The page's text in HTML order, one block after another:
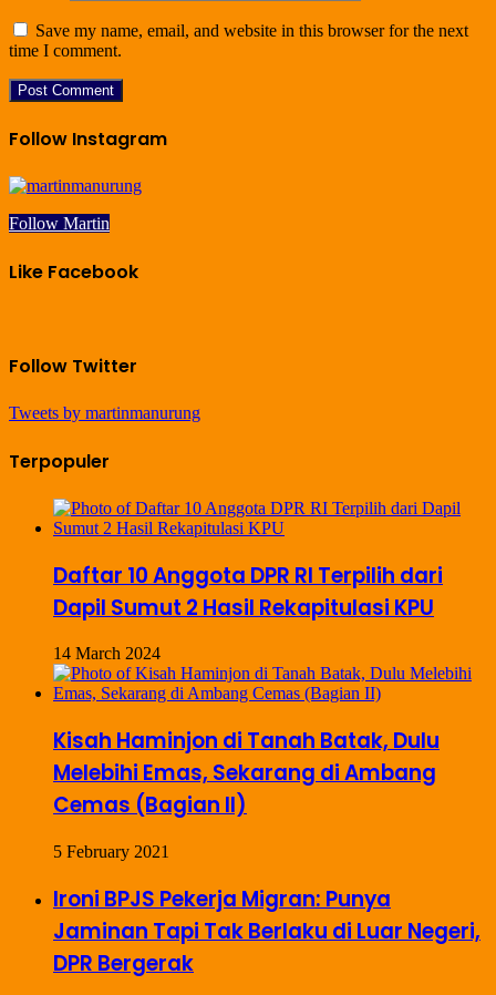
Save my name, email, and website in this browser for the next
time I comment.
Follow Instagram
Follow Martin
Like Facebook
Follow Twitter
Tweets by martinmanurung
Terpopuler
Daftar 10 Anggota DPR RI Terpilih dari
Dapil Sumut 2 Hasil Rekapitulasi KPU
14 March 2024
Kisah Haminjon di Tanah Batak, Dulu
Melebihi Emas, Sekarang di Ambang
Cemas (Bagian II)
5 February 2021
Ironi BPJS Pekerja Migran: Punya
Jaminan Tapi Tak Berlaku di Luar Negeri,
DPR Bergerak